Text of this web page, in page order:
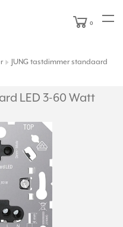
0
JUNG tastdimmer standaard
LED 3-60 Watt